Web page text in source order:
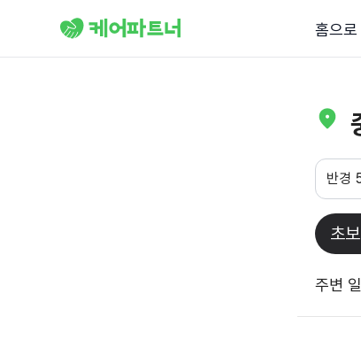
홈으로
반경
초
주변